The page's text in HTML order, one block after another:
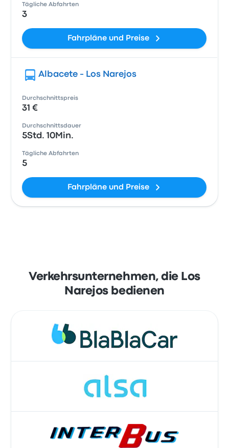
Tägliche Abfahrten
3
Fahrpläne und Preise
Albacete - Los Narejos
Durchschnittspreis
31 €
Durchschnittsdauer
5Std. 10Min.
Tägliche Abfahrten
5
Fahrpläne und Preise
Verkehrsunternehmen, die Los
Narejos bedienen